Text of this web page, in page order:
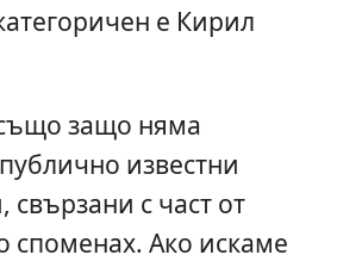
е Кирил
защо няма
известни
с част от
споменах. Ако искаме